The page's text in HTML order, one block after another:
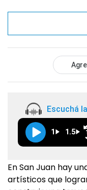
Escuchá
1 1.5
En San Juan hay
artísticos que